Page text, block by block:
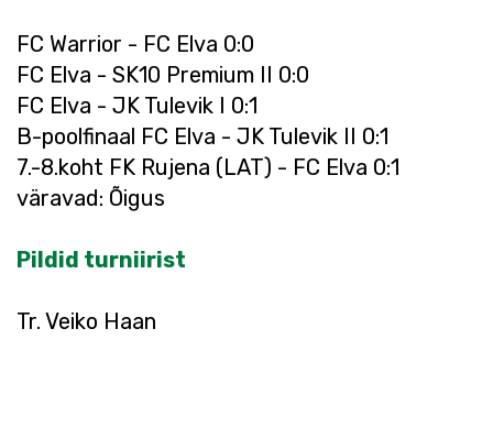
FC Warrior - FC Elva 0:0
FC Elva - SK10 Premium II 0:0
FC Elva - JK Tulevik I 0:1
B-poolfinaal FC Elva - JK Tulevik II 0:1
7.-8.koht FK Rujena (LAT) - FC Elva 0:1
väravad: Õigus
Pildid turniirist
Tr. Veiko Haan